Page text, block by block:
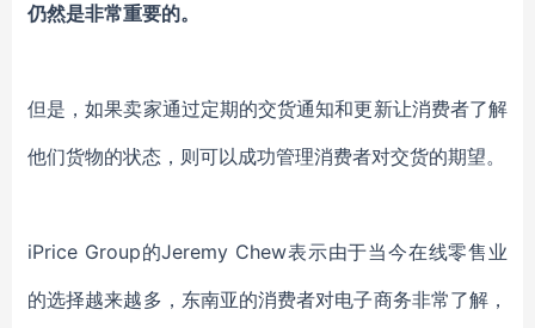
仍然是非常重要的。
但是，如果卖家通过定期的交货通知和更新让消费者了解
他们货物的状态，则可以成功管理消费者对交货的期望。
iPrice Group的Jeremy Chew表示由于当今在线零售业
的选择越来越多，东南亚的消费者对电子商务非常了解，